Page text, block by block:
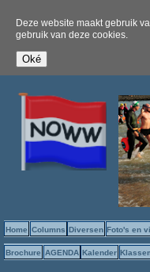
Deze website maakt gebruik
gebruik van deze cookies.
Home Columns Diversen Foto's en
Brochure AGENDA Kalender